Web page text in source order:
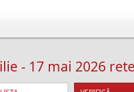
- 17 mai 2026